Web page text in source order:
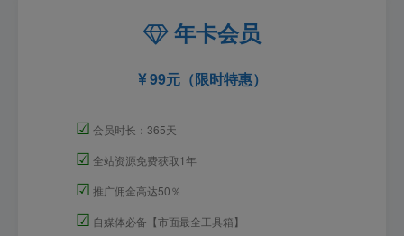
年卡会员
99元（限时特惠）
☑ 会员时长：365天
☑ 全站资源免费获取1年
☑ 推广佣金高达50％
☑ 自媒体必备【市面最全工具箱】